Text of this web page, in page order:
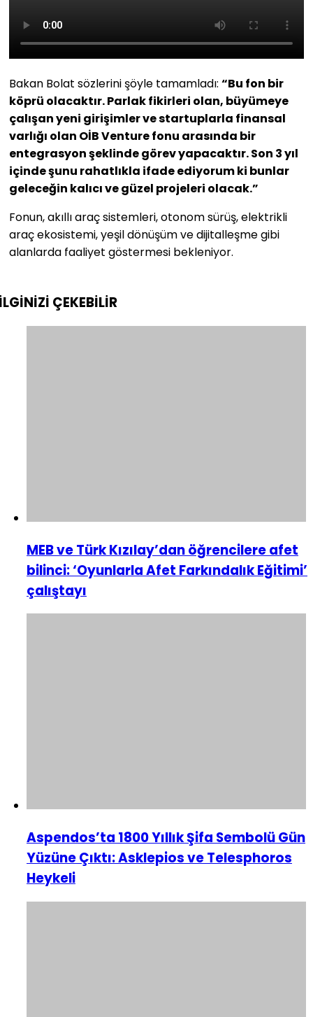
Bakan Bolat sözlerini şöyle tamamladı: “Bu fon bir
köprü olacaktır. Parlak fikirleri olan, büyümeye
çalışan yeni girişimler ve startuplarla finansal
varlığı olan OİB Venture fonu arasında bir
entegrasyon şeklinde görev yapacaktır. Son 3 yıl
içinde şunu rahatlıkla ifade ediyorum ki bunlar
geleceğin kalıcı ve güzel projeleri olacak.”
Fonun, akıllı araç sistemleri, otonom sürüş, elektrikli
araç ekosistemi, yeşil dönüşüm ve dijitalleşme gibi
alanlarda faaliyet göstermesi bekleniyor.
ÇEKEBİLİR
MEB ve Türk Kızılay’dan öğrencilere afet
bilinci: ‘Oyunlarla Afet Farkındalık Eğitimi’
çalıştayı
Aspendos’ta 1800 Yıllık Şifa Sembolü Gün
Yüzüne Çıktı: Asklepios ve Telesphoros
Heykeli